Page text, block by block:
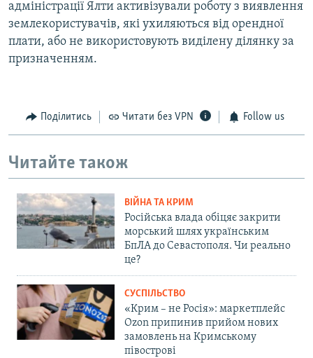
адміністрації Ялти активізували роботу з виявлення
землекористувачів, які ухиляються від орендної
плати, або не використовують виділену ділянку за
призначенням.
Поділитись Читати без VPN Follow us
Читайте також
ВІЙНА ТА КРИМ
Російська влада обіцяє закрити
морський шлях українським
БпЛА до Севастополя. Чи реально
це?
СУСПІЛЬСТВО
«Крим – не Росія»: маркетплейс
Ozon припинив прийом нових
замовлень на Кримському
півострові